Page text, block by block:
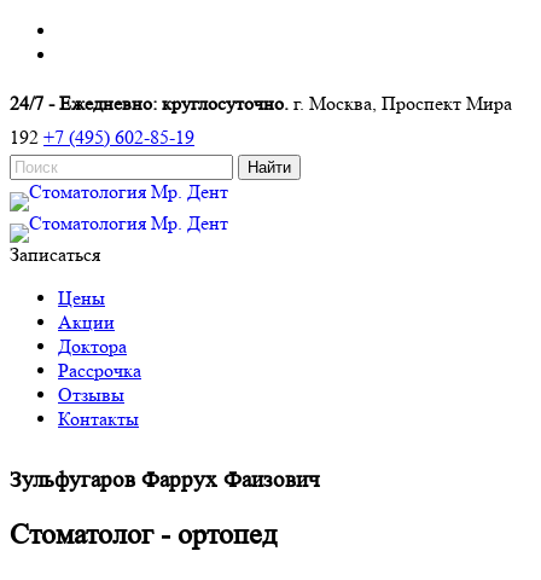
24/7 - Ежедневно: круглосуточно. г. Москва, Проспект Мира
192 +7 (495) 602-85-19
Записаться
Цены
Акции
Доктора
Рассрочка
Отзывы
Контакты
Зульфугаров Фаррух Фаизович
Стоматолог - ортопед